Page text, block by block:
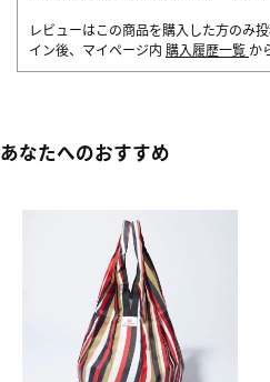
レビューはこの商品を購入した方のみ
イン後、マイページ内 購入履歴一覧 か
あなたへのおすすめ